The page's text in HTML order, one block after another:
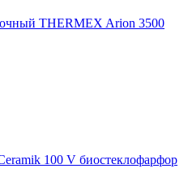
THERMEX Arion 3500
100 V биостеклофарфор